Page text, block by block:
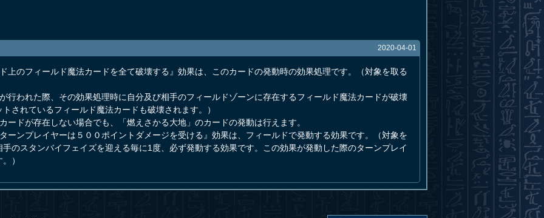
2020-04-01
上のフィールド魔法カードを全て破壊する』効果は、このカードの発動時の効果処理です。（対象を取る
行われた際、その効果処理時に自分及び相手のフィールドゾーンに存在するフィールド魔法カードが破壊
されているフィールド魔法カードも破壊されます。）
ードが存在しない場合でも、「燃えさかる大地」のカードの発動は行えます。
ーンプレイヤーは５００ポイントダメージを受ける』効果は、フィールドで発動する効果です。（対象を
のスタンバイフェイズを迎える毎に1度、必ず発動する効果です。この効果が発動した際のターンプレイ
）